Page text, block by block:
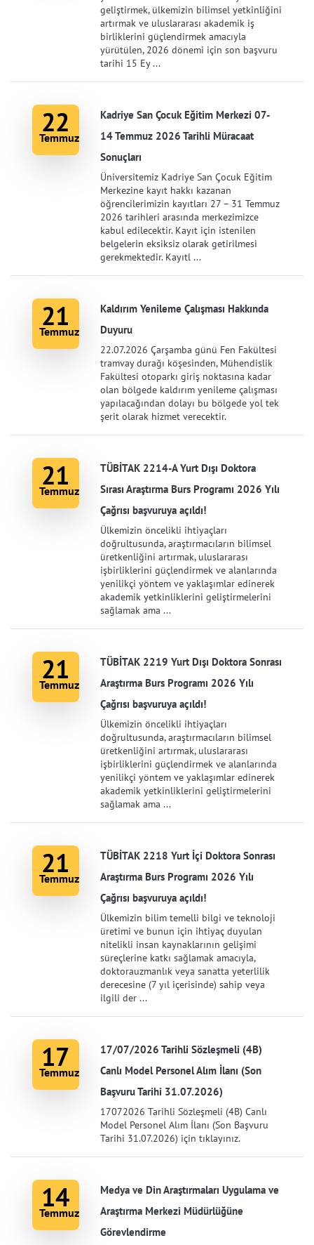
geliştirmek, ülkemizin bilimsel yetkinliğini
artırmak ve uluslararası akademik iş
birliklerini güçlendirmek amacıyla
yürütülen, 2026 dönemi için son başvuru
tarihi 15 Ey ...
22
Temmuz
Kadriye San Çocuk Eğitim Merkezi 07-
14 Temmuz 2026 Tarihli Müracaat
Sonuçları
Üniversitemiz Kadriye San Çocuk Eğitim
Merkezine kayıt hakkı kazanan
öğrencilerimizin kayıtları 27 – 31 Temmuz
2026 tarihleri arasında merkezimizce
kabul edilecektir. Kayıt için istenilen
belgelerin eksiksiz olarak getirilmesi
gerekmektedir. Kayıtl ...
21
Temmuz
Kaldırım Yenileme Çalışması Hakkında
Duyuru
22.07.2026 Çarşamba günü Fen Fakültesi
tramvay durağı köşesinden, Mühendislik
Fakültesi otoparkı giriş noktasına kadar
olan bölgede kaldırım yenileme çalışması
yapılacağından dolayı bu bölgede yol tek
şerit olarak hizmet verecektir.
21
Temmuz
TÜBİTAK 2214-A Yurt Dışı Doktora
Sırası Araştırma Burs Programı 2026 Yılı
Çağrısı başvuruya açıldı!
Ülkemizin öncelikli ihtiyaçları
doğrultusunda, araştırmacıların bilimsel
üretkenliğini artırmak, uluslararası
işbirliklerini güçlendirmek ve alanlarında
yenilikçi yöntem ve yaklaşımlar edinerek
akademik yetkinliklerini geliştirmelerini
sağlamak ama ...
21
Temmuz
TÜBİTAK 2219 Yurt Dışı Doktora Sonrası
Araştırma Burs Programı 2026 Yılı
Çağrısı başvuruya açıldı!
Ülkemizin öncelikli ihtiyaçları
doğrultusunda, araştırmacıların bilimsel
üretkenliğini artırmak, uluslararası
işbirliklerini güçlendirmek ve alanlarında
yenilikçi yöntem ve yaklaşımlar edinerek
akademik yetkinliklerini geliştirmelerini
sağlamak ama ...
21
Temmuz
TÜBİTAK 2218 Yurt İçi Doktora Sonrası
Araştırma Burs Programı 2026 Yılı
Çağrısı başvuruya açıldı!
Ülkemizin bilim temelli bilgi ve teknoloji
üretimi ve bunun için ihtiyaç duyulan
nitelikli insan kaynaklarının gelişimi
süreçlerine katkı sağlamak amacıyla,
doktorauzmanlık veya sanatta yeterlilik
derecesine (7 yıl içerisinde) sahip veya
ilgili der ...
17
Temmuz
17/07/2026 Tarihli Sözleşmeli (4B)
Canlı Model Personel Alım İlanı (Son
Başvuru Tarihi 31.07.2026)
17072026 Tarihli Sözleşmeli (4B) Canlı
Model Personel Alım İlanı (Son Başvuru
Tarihi 31.07.2026) için tıklayınız.
14
Temmuz
Medya ve Din Araştırmaları Uygulama ve
Araştırma Merkezi Müdürlüğüne
Görevlendirme